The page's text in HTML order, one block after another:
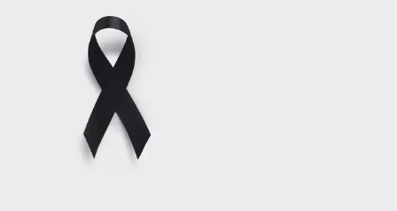
Lazio Women
Rassegna Lazio